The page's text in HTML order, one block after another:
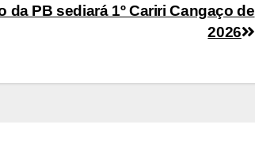
da PB sediará 1º Cariri Cangaço de
2026